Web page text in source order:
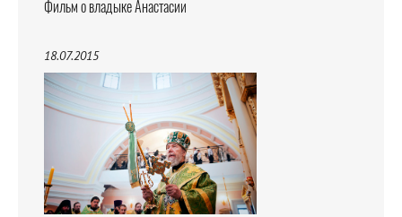
Фильм о владыке Анастасии
18.07.2015